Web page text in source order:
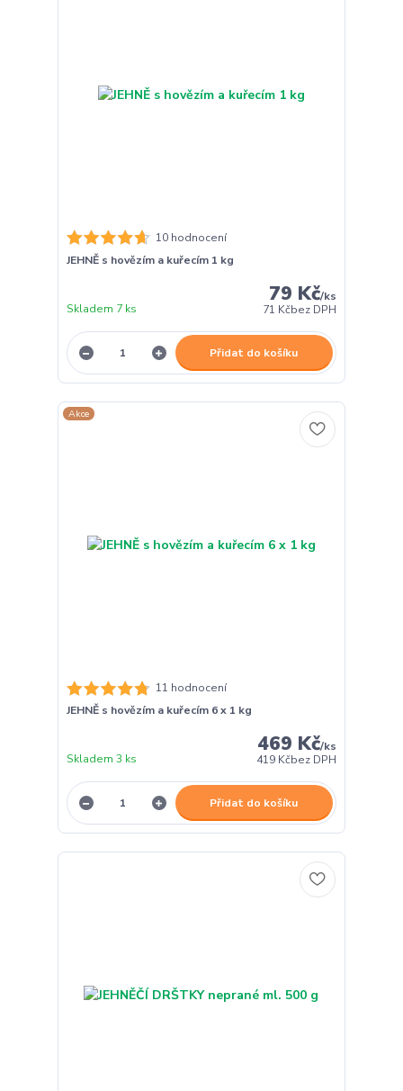
10 hodnocení
JEHNĚ s hovězím a kuřecím 1 kg
79 Kč/ks
71 Kčbez DPH
Skladem 7 ks
Přidat do košíku
Akce
11 hodnocení
JEHNĚ s hovězím a kuřecím 6 x 1 kg
469 Kč/ks
419 Kčbez DPH
Skladem 3 ks
Přidat do košíku